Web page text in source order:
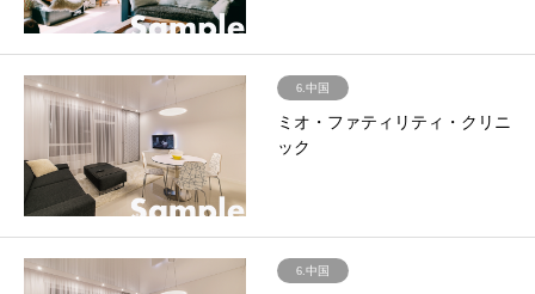
6.中国
ミオ・ファティリティ・クリニ
ック
6.中国